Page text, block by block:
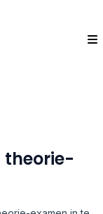
theorie-